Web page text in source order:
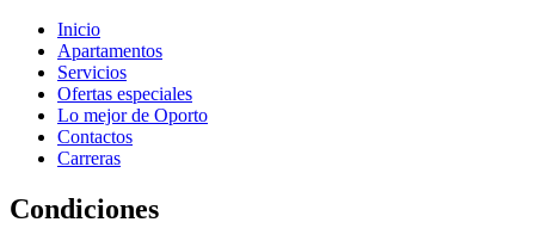
Inicio
Apartamentos
Servicios
Ofertas especiales
Lo mejor de Oporto
Contactos
Carreras
Condiciones